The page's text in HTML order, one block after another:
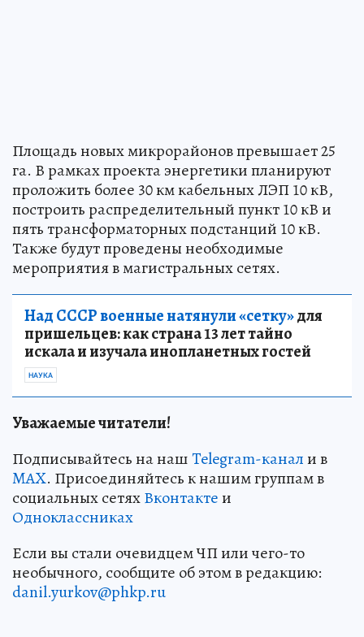
Площадь новых микрорайонов превышает 25
га. В рамках проекта энергетики планируют
проложить более 30 км кабельных ЛЭП 10 кВ,
построить распределительный пункт 10 кВ и
пять трансформаторных подстанций 10 кВ.
Также будут проведены необходимые
мероприятия в магистральных сетях.
Над СССР военные натянули «сетку»для
пришельцев: как страна 13 лет тайно
искала и изучала инопланетных гостей
НАУКА
Уважаемые читатели!
Подписывайтесь на нашTelegram-канали в
MAX. Присоединяйтесь к нашим группам в
социальных сетяхВконтактеи
Одноклассниках
Если вы стали очевидцем ЧП или чего-то
необычного, сообщите об этом в редакцию:
danil.yurkov@phkp.ru